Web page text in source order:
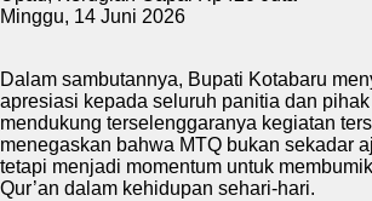
Minggu, 14 Juni 2026
Dalam sambutannya, Bupati Kotabaru
apresiasi kepada seluruh panitia dan
mendukung terselenggaranya kegiatan
menegaskan bahwa MTQ bukan sekadar
tetapi menjadi momentum untuk
Qur’an dalam kehidupan sehari-hari.